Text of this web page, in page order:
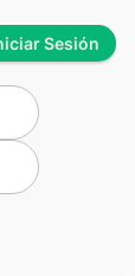
Sesión